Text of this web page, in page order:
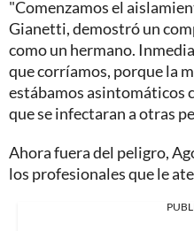
"Comenzamos el
Gianetti, demostró un
como un hermano.
que corríamos, porque la
estábamos asintomáticos
que se infectaran a otras
Ahora fuera del peligro,
los profesionales que le